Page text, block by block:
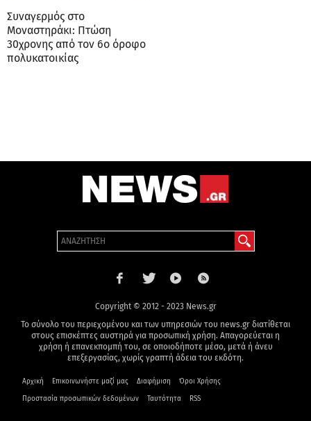
Συναγερμός στο
Μοναστηράκι: Πτώση
30χρονης από τον 6ο όροφο
πολυκατοικίας
Copyright © 2012 - 2023 News.gr
Το σύνολο του περιεχομένου και των υπηρεσιών του news.gr διατίθεται
στους επισκέπτες αυστηρά για προσωπική χρήση. Απαγορεύεται η
χρήση ή επανεκπομπή του, σε οποιοδήποτε μέσο, μετά ή άνευ
επεξεργασίας, χωρίς γραπτή άδεια του εκδότη.
Αρχική Επικοινωνήστε μαζί μας Διαφήμιση Όροι Χρήσης
Προστασία προσωπικών δεδομένων Ταυτότητα RSS